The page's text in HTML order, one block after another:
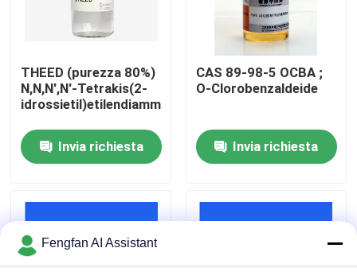
Visita alla fabbrica
Controllo di qualità
Chiedi un preventivo
Prodotti chimici per la zincatura
THEED (purezza 80%)
N,N,N',N'-Tetrakis(2-
idrossietil)etilendiammina
Invia richiesta
CAS 89-98-5 OCBA ;
O-Clorobenzaldeide
Invia richiesta
Fengfan AI Assistant